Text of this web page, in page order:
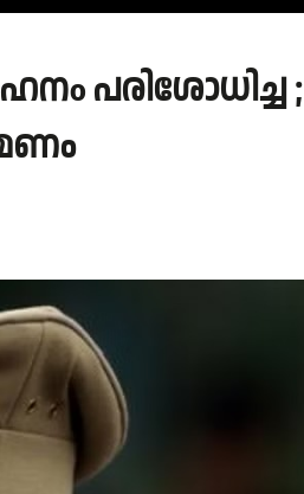
പരിശോധിച്ച ;